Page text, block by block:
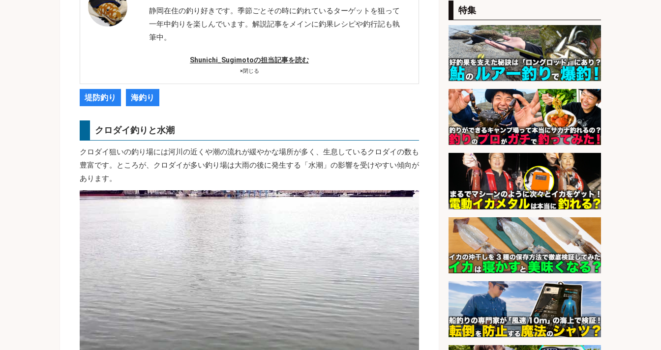
静岡在住の釣り好きです。季節ごとその時に釣れているターゲットを狙って
一年中釣りを楽しんでいます。解説記事をメインに釣果レシピや釣行記も執
筆中。
Shunichi_Sugimotoの担当記事を読む
×閉じる
堤防釣り 海釣り
クロダイ釣りと水潮
クロダイ狙いの釣り場には河川の近くや潮の流れが緩やかな場所が多く、生息しているクロダイの数も
豊富です。ところが、クロダイが多い釣り場は大雨の後に発生する「水潮」の影響を受けやすい傾向が
あります。
最低月収33万円保証
会社名 株式会社ワイズ
sponsored by 求人ボックス
精肉・青果・鮮魚/食料品製造/キッ
チン 魚さばくって面白い ほぼ皆未
経験スタートで安心 札幌大丸1
会社名 株式会社北辰水産
sponsored by 求人ボックス
大手釣り具メーカー 電動リールの機
械設計/NX/44万～
会社名
パーソル エクセル HRパートナ
ーズ株式会社
sponsored by 求人ボックス
食品工場での魚のパック詰め・梱包
会社名 株式会社ヒューマンアイ
sponsored by 求人ボックス
10月開始/大手企業研究所で魚養殖
と野菜栽培補助/残業なし/未経験
OK/土日祝休み/上場・大手企業
会社名 ヒューマンリソシア株式会社
sponsored by 求人ボックス
特集